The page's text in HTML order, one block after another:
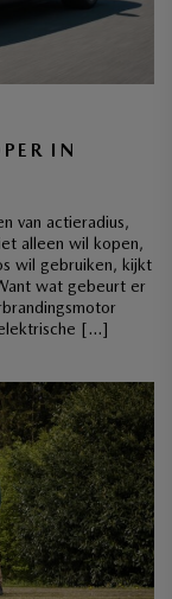
IN
van actieradius,
alleen wil kopen,
wil gebruiken, kijkt
wat gebeurt er
[…]